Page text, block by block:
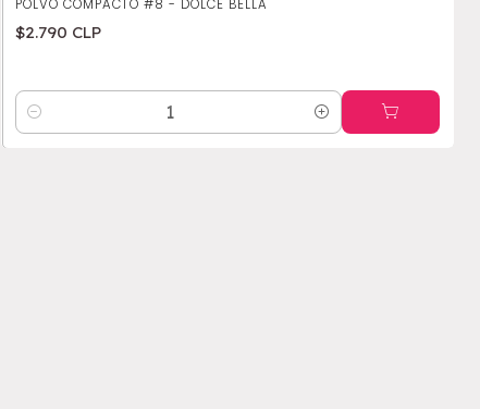
POLVO COMPACTO #8 - DOLCE BELLA
$2.790 CLP
Cantidad